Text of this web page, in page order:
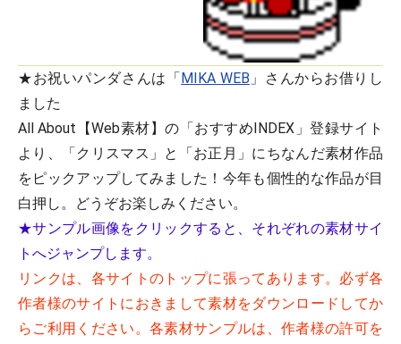
★お祝いパンダさんは「MIKA WEB 」さんからお借りし
ました
All About【Web素材】の「おすすめINDEX」登録サイト
より、「クリスマス」と「お正月」にちなんだ素材作品
をピックアップしてみました！今年も個性的な作品が目
白押し。どうぞお楽しみください。
★サンプル画像をクリックすると、それぞれの素材サイ
トへジャンプします。
リンクは、各サイトのトップに張ってあります。必ず各
作者様のサイトにおきまして素材をダウンロードしてか
らご利用ください。各素材サンプルは、作者様の許可を